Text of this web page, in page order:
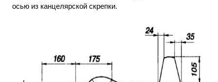
осью из канцелярской скрепки.